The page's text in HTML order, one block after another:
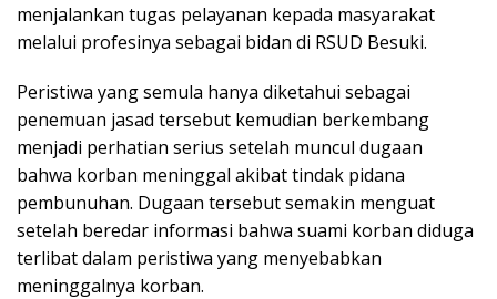
menjalankan tugas pelayanan kepada masyarakat
melalui profesinya sebagai bidan di RSUD Besuki.
Peristiwa yang semula hanya diketahui sebagai
penemuan jasad tersebut kemudian berkembang
menjadi perhatian serius setelah muncul dugaan
bahwa korban meninggal akibat tindak pidana
pembunuhan. Dugaan tersebut semakin menguat
setelah beredar informasi bahwa suami korban diduga
terlibat dalam peristiwa yang menyebabkan
meninggalnya korban.